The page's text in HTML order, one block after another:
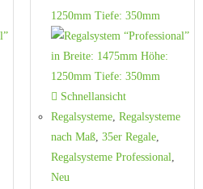
Schnellansicht
Regalsysteme, Regalsysteme
nach Maß, 35er Regale,
Regalsysteme Professional,
Neu